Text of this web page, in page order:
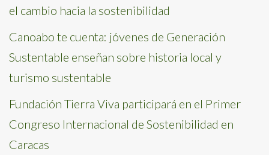
el cambio hacia la sostenibilidad
Canoabo te cuenta: jóvenes de Generación
Sustentable enseñan sobre historia local y
turismo sustentable
Fundación Tierra Viva participará en el Primer
Congreso Internacional de Sostenibilidad en
Caracas